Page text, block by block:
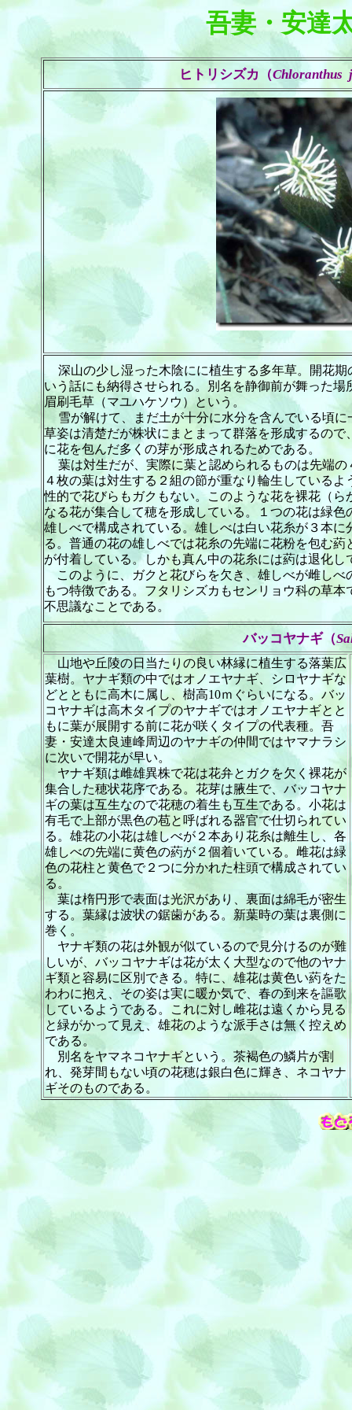
吾妻・安達
ヒトリシズカ（Chloranthus
深山の少し湿った木陰にに植生する多年草。開花
いう話にも納得させられる。別名を静御前が舞った
眉刷毛草（マユハケソウ）という。
雪が解けて、まだ土が十分に水分を含んでいる頃
草姿は清楚だが株状にまとまって群落を形成するの
に花を包んだ多くの芽が形成されるためである。
葉は対生だが、実際に葉と認められるものは先端
４枚の葉は対生する２組の節が重なり輪生している
性的で花びらもガクもない。このような花を裸花（
なる花が集合して穂を形成している。１つの花は緑
雄しべで構成されている。雄しべは白い花糸が３本
る。普通の花の雄しべでは花糸の先端に花粉を包む
が付着している。しかも真ん中の花糸には葯
このように、ガクと花びらを欠き、雄しべが雌しべ
もつ特徴である。フタリシズカもセンリョウ科の草
不思議なことである。
バッコヤナギ（
山地や丘陵の日当たりの良い林縁に植生する落葉広
葉樹。ヤナギ類の中ではオノエヤナギ、シロヤナギな
どとともに高木に属し、樹高10ｍぐらいになる。バッ
コヤナギは高木タイプのヤナギではオノエヤナギとと
もに葉が展開する前に花が咲くタイプの代表種。吾
妻・安達太良連峰周辺のヤナギの仲間ではヤマナラシ
に次いで開花が早い。
ヤナギ類は雌雄異株で花は花弁とガクを欠く裸花が
集合した穂状花序である。花芽は腋生で、バッコヤナ
ギの葉は互生なので花穂の着生も互生である。小花は
有毛で上部が黒色の苞と呼ばれる器官で仕切られてい
る。雄花の小花は雄しべが２本あり花糸は離生し、各
雄しべの先端に黄色の葯が２個着いている。雌花は緑
色の花柱と黄色で２つに分かれた柱頭で構成されてい
る。
葉は楕円形で表面は光沢があり、裏面は綿毛が密生
する。葉縁は波状の鋸歯がある。新葉時の葉は裏側に
巻く。
ヤナギ類の花は外観が似ているので見分けるのが難
しいが、バッコヤナギは花が太く大型なので他のヤナ
ギ類と容易に区別できる。特に、雄花は黄色い葯をた
わわに抱え、その姿は実に暖か気で、春の到来を謳歌
しているようである。これに対し雌花は遠くから見る
と緑がかって見え、雄花のような派手さは無く控えめ
である。
別名をヤマネコヤナギという。茶褐色の鱗片が割
れ、発芽間もない頃の花穂は銀白色に輝き、ネコヤナ
ギそのものである。